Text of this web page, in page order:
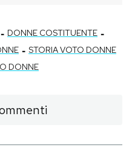
- DONNE COSTITUENTE -
- STORIA VOTO DONNE
DONNE